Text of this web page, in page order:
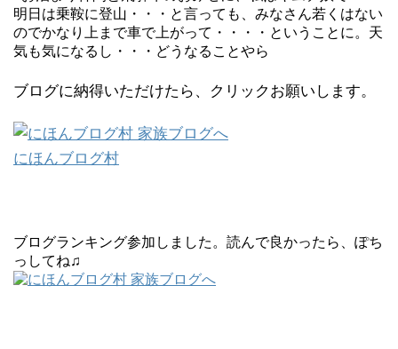
明日は乗鞍に登山・・・と言っても、みなさん若くはない
のでかなり上まで車で上がって・・・・ということに。天
気も気になるし・・・どうなることやら
ブログに納得いただけたら、クリックお願いします。
にほんブログ村
ブログランキング参加しました。読んで良かったら、ぽち
っしてね♫